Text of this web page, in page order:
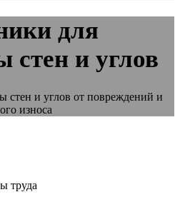
для
стен и углов
стен и углов от повреждений и
износа
труда